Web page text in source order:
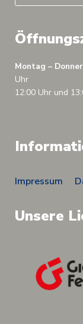
Montag –
12:00 Uhr und
Impressum
Unsere